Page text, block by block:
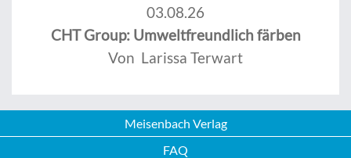
03.08.26
CHT Group: Umweltfreundlich färben
Von Larissa Terwart
Meisenbach Verlag
FAQ